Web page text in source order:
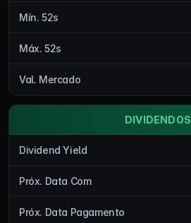
Mín. 52s
Máx. 52s
Val. Mercado
DIVIDENDOS
Dividend Yield
Próx. Data Com
Próx. Data Pagamento